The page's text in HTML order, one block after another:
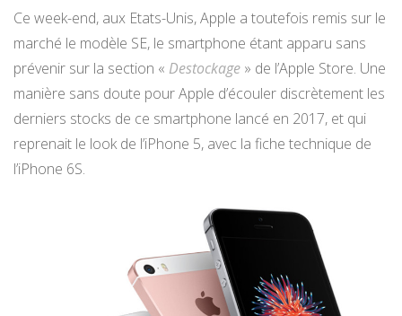
Ce week-end, aux Etats-Unis, Apple a toutefois remis sur le
marché le modèle SE, le smartphone étant apparu sans
prévenir sur la section « Destockage » de l’Apple Store. Une
manière sans doute pour Apple d’écouler discrètement les
derniers stocks de ce smartphone lancé en 2017, et qui
reprenait le look de l’iPhone 5, avec la fiche technique de
l’iPhone 6S.